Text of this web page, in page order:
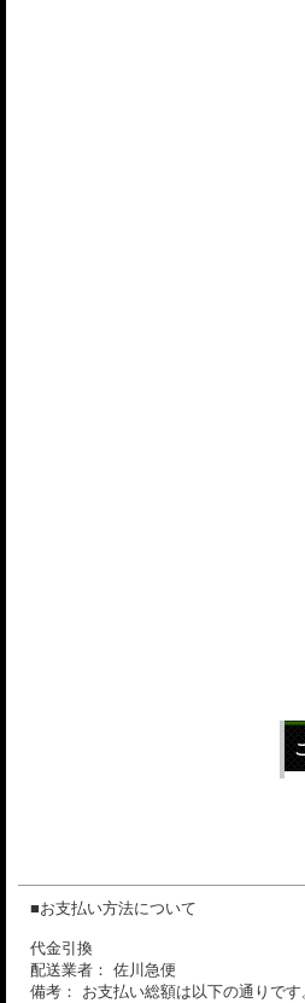
■お支払い方法について
代金引換
配送業者： 佐川急便
備考： お支払い総額は以下の通りです